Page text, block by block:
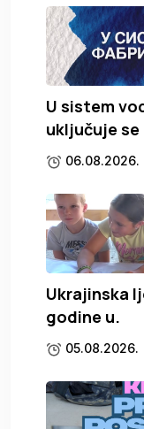
U sistem
uključuje se
06.08.2026.
Ukrajinska
godine u.
05.08.2026.